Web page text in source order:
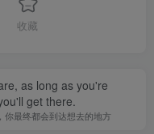
收藏
as long as you're
get there.
你最终都会到达想去的地方